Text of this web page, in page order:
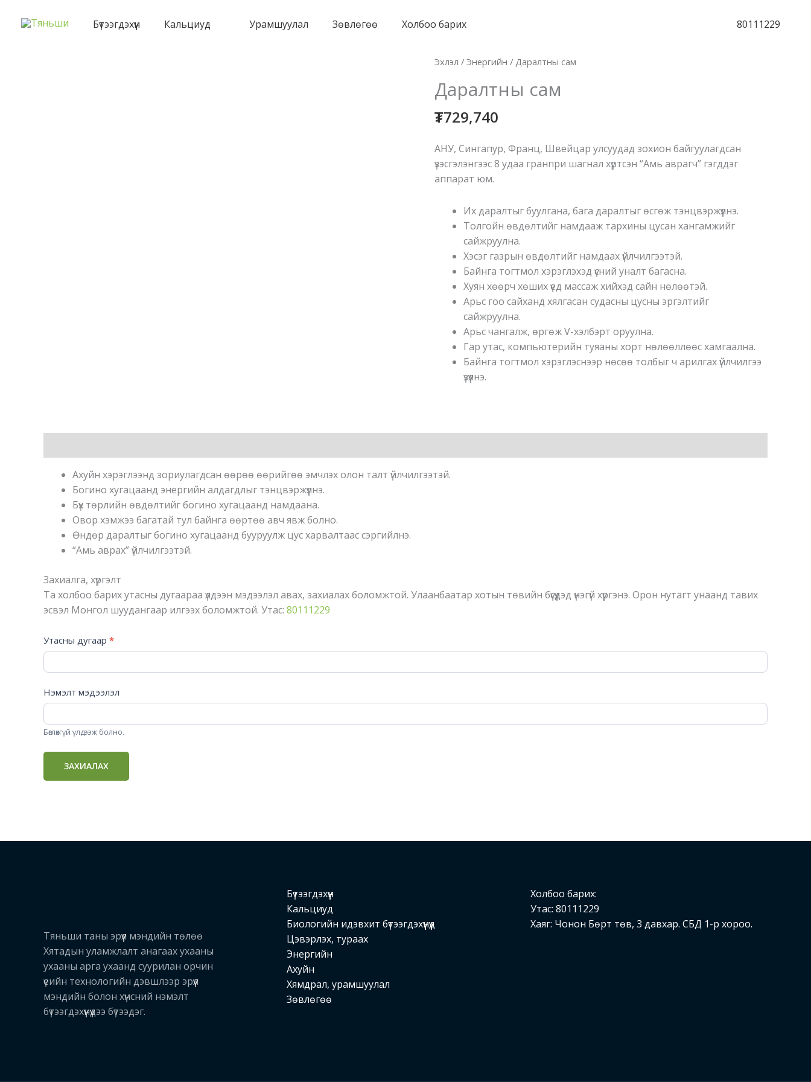
Бүтээгдэхүүн Кальциуд Урамшуулал Зөвлөгөө Холбоо барих 80111229
Эхлэл / Энергийн / Даралтны сам
Даралтны сам
₮729,740
АНУ, Сингапур, Франц, Швейцар улсуудад зохион байгуулагдсан
үзэсгэлэнгээс 8 удаа гранпри шагнал хүртсэн “Амь аврагч” гэгддэг
аппарат юм.
Их даралтыг буулгана, бага даралтыг өсгөж тэнцвэржүүлнэ.
Толгойн өвдөлтийг намдааж тархины цусан хангамжийг
сайжруулна.
Хэсэг газрын өвдөлтийг намдаах үйлчилгээтэй.
Байнга тогтмол хэрэглэхэд үсний уналт багасна.
Хуян хөөрч хөших үед массаж хийхэд сайн нөлөөтэй.
Арьс гоо сайханд хялгасан судасны цусны эргэлтийг
сайжруулна.
Арьс чангалж, өргөж V-хэлбэрт оруулна.
Гар утас, компьютерийн туяаны хорт нөлөөллөөс хамгаална.
Байнга тогтмол хэрэглэснээр нөсөө толбыг ч арилгах үйлчилгээ
үзүүлнэ.
Ахуйн хэрэглээнд зориулагдсан өөрөө өөрийгөө эмчлэх олон талт үйлчилгээтэй.
Богино хугацаанд энергийн алдагдлыг тэнцвэржүүлнэ.
Бүх төрлийн өвдөлтийг богино хугацаанд намдаана.
Овор хэмжээ багатай тул байнга өөртөө авч явж болно.
Өндөр даралтыг богино хугацаанд бууруулж цус харвалтаас сэргийлнэ.
“Амь аврах” үйлчилгээтэй.
Захиалга, хүргэлт
Та холбоо барих утасны дугаараа үлдээн мэдээлэл авах, захиалах боломжтой. Улаанбаатар хотын төвийн бүсүүдэд үнэгүй хүргэнэ. Орон нутагт унаанд тавих
эсвэл Монгол шуудангаар илгээх боломжтой. Утас: 80111229
Захиалах
Утасны дугаар *
Нэмэлт мэдээлэл
Бөглөхгүй үлдээж болно.
ЗАХИАЛАХ
Тяньши таны эрүүл мэндийн төлөө
Хятадын уламжлалт анагаах ухааны
ухааны арга ухаанд суурилан орчин
үеийн технологийн дэвшлээр эрүүл
мэндийн болон хүнсний нэмэлт
бүтээгдэхүүнүүдээ бүтээдэг.
Бүтээгдэхүүн
Кальциуд
Биологийн идэвхит бүтээгдэхүүнүүд
Цэвэрлэх, тураах
Энергийн
Ахуйн
Хямдрал, урамшуулал
Зөвлөгөө
Холбоо барих:
Утас: 80111229
Хаяг: Чонон Бөрт төв, 3 давхар. СБД 1-р хороо.